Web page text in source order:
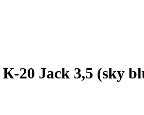
20 Jack 3,5 (sky